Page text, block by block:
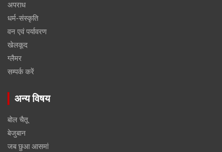
अपराध
धर्म-संस्कृति
वन एवं पर्यावरण
खेलकूद
ग्लैमर
सम्पर्क करें
अन्य विषय
बोल चैतू
बेजुबान
जब छुआ आसमां